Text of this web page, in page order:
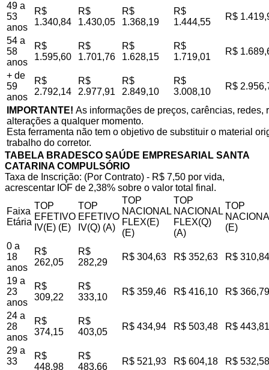
49 a
53
anos
R$
1.340,84
R$
1.430,05
R$
1.368,19
R$
1.444,55
R$
54 a
58
anos
R$
1.595,60
R$
1.701,76
R$
1.628,15
R$
1.719,01
R$
+ de
59
anos
R$
2.792,14
R$
2.977,91
R$
2.849,10
R$
3.008,10
R$
IMPORTANTE! As informações de preços, carências,
alterações a qualquer momento.
Esta ferramenta não tem o objetivo de substituir o material
trabalho do corretor.
TABELA BRADESCO SAÚDE EMPRESARIAL SANTA
CATARINA COMPULSÓRIO
Taxa de Inscrição: (Por Contrato) - R$ 7,50 por vida,
acrescentar IOF de 2,38% sobre o valor total final.
Faixa
Etária
TOP
EFETIVO
IV(E) (E)
TOP
EFETIVO
IV(Q) (A)
TOP
NACIONAL
FLEX(E)
(E)
TOP
NACIONAL
FLEX(Q)
(A)
TOP
(E)
0 a
18
anos
R$
262,05
R$
282,29
R$ 304,63 R$ 352,63 R$ 310,84
19 a
23
anos
R$
309,22
R$
333,10
R$ 359,46 R$ 416,10 R$ 366,79
24 a
28
anos
R$
374,15
R$
403,05
R$ 434,94 R$ 503,48 R$ 443,81
29 a
33
R$
448,98
R$
483,66
R$ 521,93 R$ 604,18 R$ 532,58